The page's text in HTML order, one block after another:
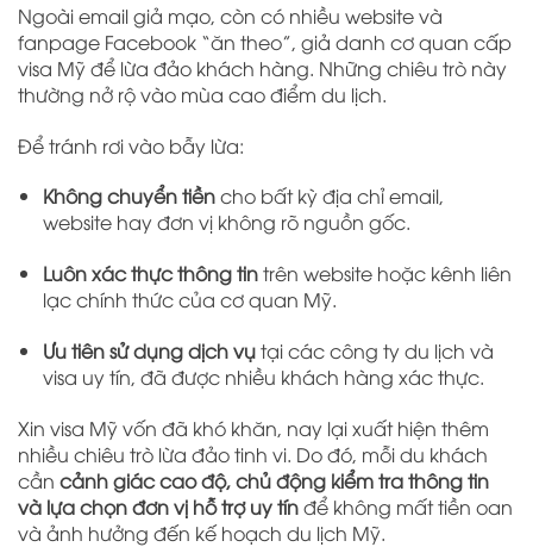
Ngoài email giả mạo, còn có nhiều website và
fanpage Facebook “ăn theo”, giả danh cơ quan cấp
visa Mỹ để lừa đảo khách hàng. Những chiêu trò này
thường nở rộ vào mùa cao điểm du lịch.
Để tránh rơi vào bẫy lừa:
Không chuyển tiềncho bất kỳ địa chỉ email,
website hay đơn vị không rõ nguồn gốc.
Luôn xác thực thông tintrên website hoặc kênh liên
lạc chính thức của cơ quan Mỹ.
Ưu tiên sử dụng dịch vụtại các công ty du lịch và
visa uy tín, đã được nhiều khách hàng xác thực.
Xin visa Mỹ vốn đã khó khăn, nay lại xuất hiện thêm
nhiều chiêu trò lừa đảo tinh vi. Do đó, mỗi du khách
cần cảnh giác cao độ, chủ động kiểm tra thông tin
và lựa chọn đơn vị hỗ trợ uy tínđể không mất tiền oan
và ảnh hưởng đến kế hoạch du lịch Mỹ.